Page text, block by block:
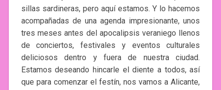
sillas sardineras, pero aquí estamos. Y lo hacemos
acompañadas de una agenda impresionante, unos
tres meses antes del apocalipsis veraniego llenos
de conciertos, festivales y eventos culturales
deliciosos dentro y fuera de nuestra ciudad.
Estamos deseando hincarle el diente a todos, así
que para comenzar el festín, nos vamos a Alicante,